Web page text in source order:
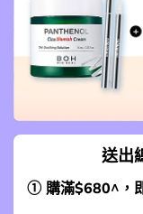
送出
① 購滿$680^，